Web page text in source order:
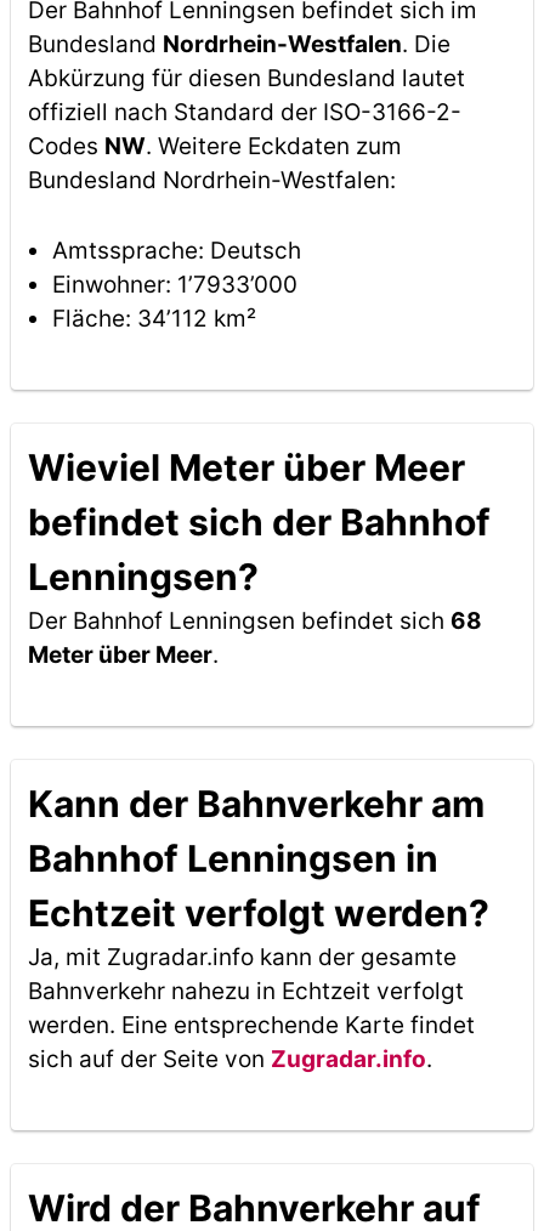
Der Bahnhof Lenningsen befindet sich im
Bundesland Nordrhein-Westfalen. Die
Abkürzung für diesen Bundesland lautet
offiziell nach Standard der ISO-3166-2-
Codes NW. Weitere Eckdaten zum
Bundesland Nordrhein-Westfalen:
Amtssprache: Deutsch
Einwohner: 1’7933’000
Fläche: 34’112 km²
Wieviel Meter über Meer
befindet sich der Bahnhof
Lenningsen?
Der Bahnhof Lenningsen befindet sich 68
Meter über Meer.
Kann der Bahnverkehr am
Bahnhof Lenningsen in
Echtzeit verfolgt werden?
Ja, mit Zugradar.info kann der gesamte
Bahnverkehr nahezu in Echtzeit verfolgt
werden. Eine entsprechende Karte findet
sich auf der Seite von Zugradar.info.
Wird der Bahnverkehr auf